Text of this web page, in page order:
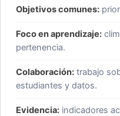
Objetivos comunes:
Foco en aprendizaje:
pertenencia.
Colaboración: trabajo
estudiantes y datos.
Evidencia: indicadores